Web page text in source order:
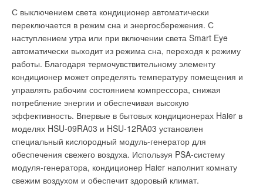
С выключением света кондиционер автоматически
переключается в режим сна и энергосбережения. С
наступлением утра или при включении света Smart Eye
автоматически выходит из режима сна, переходя к режиму
работы. Благодаря термочувствительному элементу
кондиционер может определять температуру помещения и
управлять рабочим состоянием компрессора, снижая
потребление энергии и обеспечивая высокую
эффективность. Впервые в бытовых кондиционерах Haier в
моделях HSU-09RA03 и HSU-12RA03 установлен
специальный кислородный модуль-генератор для
обеспечения свежего воздуха. Используя PSA-систему
модуля-генератора, кондиционер Haier наполнит комнату
свежим воздухом и обеспечит здоровый климат.
нарастание снежной массы и переход ее через стенку
желоба. Ширина дорожки нагревательной части кабеля
должна быть сравнима с толщиной снежного покрова в
данной местности. Ширина дорожки может быть от 20 см до
1 м.
Если настенный желоб далеко отходит от края крыши,
возникает опасность обледенения этого края. В этом случае
рекомендуем установить 1–2 линии нагревательного кабеля
по линии срыва воды с края крыши (так называемый
капельник). Вертикальные водосточные трубы — наиболее
ответственный элемент всей кровельной системы. Из-за
интенсивных конвективных потоков, возникающих в
вертикальных трубах, происходит перераспределение тепла
по высоте трубы: верхняя часть перегревается, а нижняя